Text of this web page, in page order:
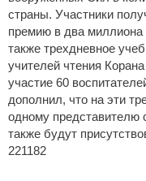
страны. Участники
премию в два
также трехдневное
учителей чтения
участие 60
дополнил, что на эти
одному представителю
также будут
221182